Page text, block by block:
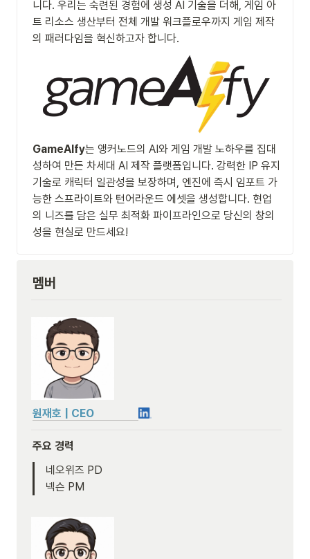
니다. 우리는 숙련된 경험에 생성 AI 기술을 더해, 게임 아
트 리소스 생산부터 전체 개발 워크플로우까지 게임 제작
의 패러다임을 혁신하고자 합니다.
GameAIfy는 앵커노드의 AI와 게임 개발 노하우를 집대
성하여 만든 차세대 AI 제작 플랫폼입니다. 강력한 IP 유지
기술로 캐릭터 일관성을 보장하며, 엔진에 즉시 임포트 가
능한 스프라이트와 턴어라운드 에셋을 생성합니다. 현업
의 니즈를 담은 실무 최적화 파이프라인으로 당신의 창의
성을 현실로 만드세요!
멤버
원재호 | CEO
주요 경력
네오위즈 PD
넥슨 PM